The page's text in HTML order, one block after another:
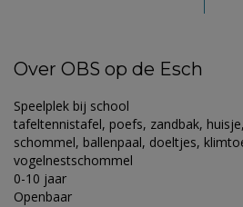
Over OBS op de Esch
Speelplek bij school
tafeltennistafel, poefs, zandbak,
schommel, ballenpaal, doeltjes,
vogelnestschommel
0-10 jaar
Openbaar